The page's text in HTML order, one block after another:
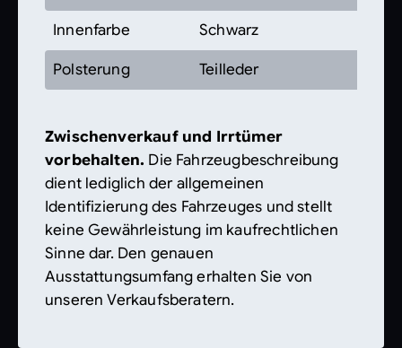
Innenfarbe Schwarz
Polsterung Teilleder
Zwischenverkauf und Irrtümer
vorbehalten. Die Fahrzeugbeschreibung
dient lediglich der allgemeinen
Identifizierung des Fahrzeuges und stellt
keine Gewährleistung im kaufrechtlichen
Sinne dar. Den genauen
Ausstattungsumfang erhalten Sie von
unseren Verkaufsberatern.